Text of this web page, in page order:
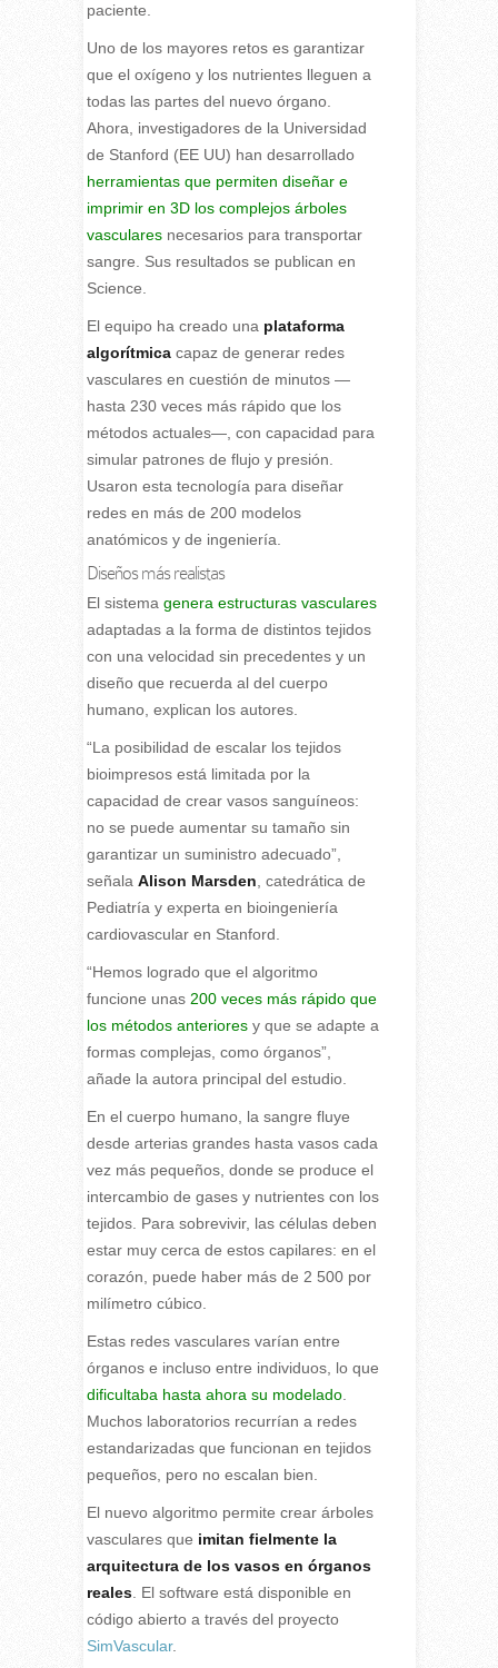
paciente.
Uno de los mayores retos es garantizar
que el oxígeno y los nutrientes lleguen a
todas las partes del nuevo órgano.
Ahora, investigadores de la Universidad
de Stanford (EE UU) han desarrollado
herramientas que permiten diseñar e
imprimir en 3D los complejos árboles
vascularesnecesarios para transportar
sangre. Sus resultados se publican en
Science.
El equipo ha creado una plataforma
algorítmicacapaz de generar redes
vasculares en cuestión de minutos —
hasta 230 veces más rápido que los
métodos actuales—, con capacidad para
simular patrones de flujo y presión.
Usaron esta tecnología para diseñar
redes en más de 200 modelos
anatómicos y de ingeniería.
Diseños más realistas
El sistemagenera estructuras vasculares
adaptadas a la forma de distintos tejidos
con una velocidad sin precedentes y un
diseño que recuerda al del cuerpo
humano, explican los autores.
“La posibilidad de escalar los tejidos
bioimpresos está limitada por la
capacidad de crear vasos sanguíneos:
no se puede aumentar su tamaño sin
garantizar un suministro adecuado”,
señala Alison Marsden, catedrática de
Pediatría y experta en bioingeniería
cardiovascular en Stanford.
“Hemos logrado que el algoritmo
funcione unas 200 veces más rápido que
los métodos anterioresy que se adapte a
formas complejas, como órganos”,
añade la autora principal del estudio.
En el cuerpo humano, la sangre fluye
desde arterias grandes hasta vasos cada
vez más pequeños, donde se produce el
intercambio de gases y nutrientes con los
tejidos. Para sobrevivir, las células deben
estar muy cerca de estos capilares: en el
corazón, puede haber más de 2 500 por
milímetro cúbico.
Estas redes vasculares varían entre
órganos e incluso entre individuos, lo que
dificultaba hasta ahora su modelado.
Muchos laboratorios recurrían a redes
estandarizadas que funcionan en tejidos
pequeños, pero no escalan bien.
El nuevo algoritmo permite crear árboles
vasculares que imitan fielmente la
arquitectura de los vasos en órganos
reales. El software está disponible en
código abierto a través del proyecto
SimVascular.